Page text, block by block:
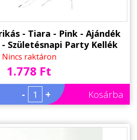
- Tiara - Pink - Ajándék
- Születésnapi Party Kellék
Nincs raktáron
1.778 Ft
- + Kosárba